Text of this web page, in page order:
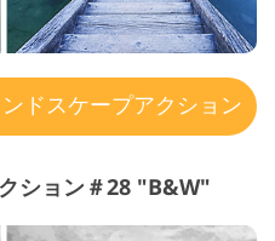
ドスケープアクション
ション＃28 "B&W"